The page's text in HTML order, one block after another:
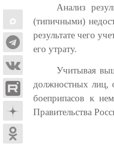
Анализ
(типичными)
результате чего
его утрату.
Учитывая
должностных лиц,
боеприпасов к
Правительства